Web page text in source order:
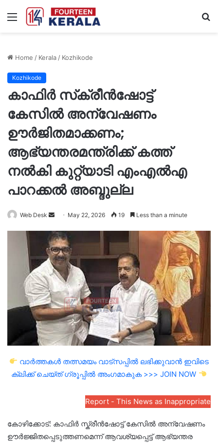
Menu
Home / Kerala/ Kozhikode
Kozhikode
കാഫിര്‍ സ്‌ക്രീൻഷോട്ട്
കേസിൽ അന്വേഷണം
ഊർജിതമാക്കണം;
ആഭ്യന്തരമന്ത്രിക്ക് കത്ത്
നൽകി കുറ്റ്യാടി എംഎൽഎ
പാറക്കൽ അബ്ദുല്ല
Web Desk
Send
email
May 22, 2026 19 Less than a minute
വാർത്തകൾ തത്സമയം വാട്സപ്പിൽ ലഭിക്കുവാൻ ഇവിടെ
ക്ലിക്ക് ചെയ്ത് ഗ്രൂപ്പിൽ അംഗമാകുക >>> JOIN NOW
Report - This News as Inappropriate
കോഴിക്കോട്: കാഫിർ സ്ക്രീൻഷോട്ട് കേസിൽ അന്വേഷണം
ഊർജ്ജിതപ്പെടുത്തണമെന്ന് ആവശ്യപ്പെട്ട് ആഭ്യന്തര